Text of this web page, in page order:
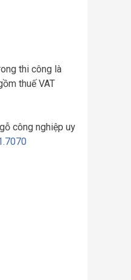
thi công là
thuế VAT
công nghiệp uy